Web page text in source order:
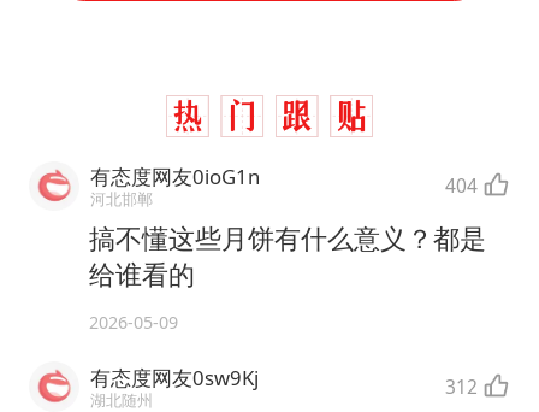
有态度网友0ioG1n
河北邯郸 404
搞不懂这些月饼有什么意义？都是
给谁看的
2026-05-09
有态度网友0sw9Kj
湖北随州 312